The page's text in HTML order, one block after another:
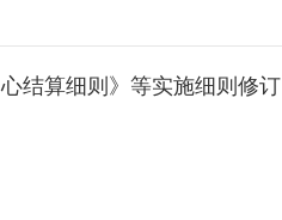
结算细则》等实施细则修订